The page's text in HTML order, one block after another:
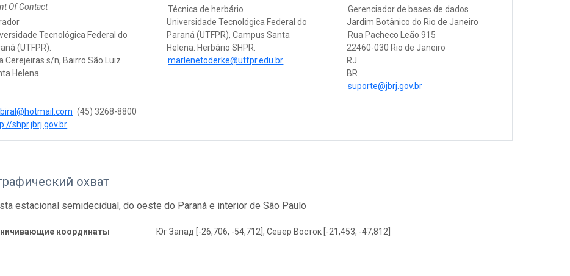
Of Contact
Tecnológica Federal do
(UTFPR).
Cerejeiras s/n, Bairro São Luiz
Helena
(45) 3268-8800
shpr.jbrj.gov.br
Técnica de herbário
Universidade Tecnológica Federal do
Paraná (UTFPR), Campus Santa
Helena. Herbário SHPR.
marlenetoderke@utfpr.edu.br
Gerenciador de bases de dados
Jardim Botânico do Rio de Janeiro
Rua Pacheco Leão 915
22460-030 Rio de Janeiro
RJ
BR
suporte@jbrj.gov.br
охват
estacional semidecidual, do oeste do Paraná e interior de São Paulo
координаты Юг Запад [-26,706, -54,712], Север Восток [-21,453, -47,812]